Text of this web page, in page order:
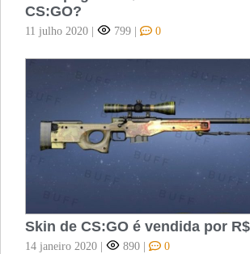
CS:GO?
11 julho 2020 | 799 | 0
Skin de CS:GO é vendida por
14 janeiro 2020 | 890 | 0